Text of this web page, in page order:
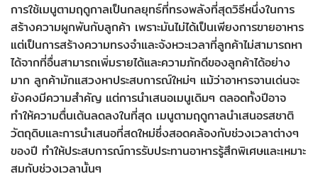
การใช้เมนูตามฤดูกาลเป็นกลยุทธ์ที่ทรงพลังที่สุดวิธีหนึ่งในการ
สร้างความผูกพันกับลูกค้า เพราะมันไม่ได้เป็นเพียงการขายอาหาร
แต่เป็นการสร้างความทรงจำและจังหวะเวลาที่ลูกค้าไม่สามารถหา
ได้จากที่อื่นสามารถเพิ่มรายได้และความภักดีของลูกค้าได้อย่าง
มาก ลูกค้ามักแสวงหาประสบการณ์ใหม่ๆ แม้ว่าอาหารจานเด่นจะ
ยังคงมีความสำคัญ แต่การนำเสนอเมนูเดิมๆ ตลอดทั้งปีอาจ
ทำให้ความตื่นเต้นลดลงในที่สุด เมนูตามฤดูกาลนำเสนอรสชาติ
วัตถุดิบและการนำเสนอที่สดใหม่ซึ่งสอดคล้องกับช่วงเวลาต่างๆ
ของปี ทำให้ประสบการณ์การรับประทานอาหารรู้สึกพิเศษและเหมาะ
สมกับช่วงเวลานั้นๆ